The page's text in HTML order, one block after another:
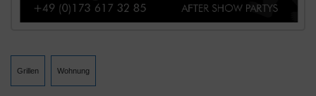
Grillen Wohnung